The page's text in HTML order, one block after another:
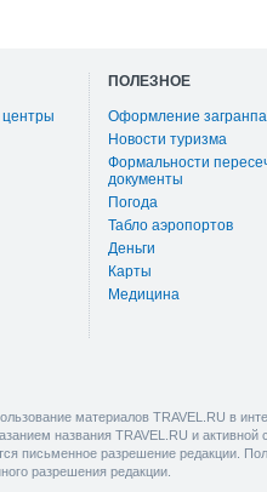
центры
ПОЛЕЗНОЕ
Оформление
Новости туризма
Формальности
документы
Погода
Табло аэропортов
Деньги
Карты
Медицина
материалов TRAVEL.RU в
названия TRAVEL.RU и активной
письменное разрешение редакции.
разрешения редакции.